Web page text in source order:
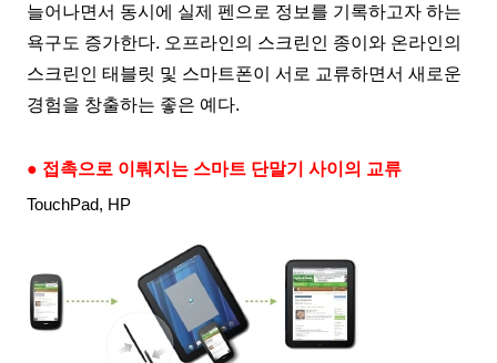
늘어나면서 동시에 실제 펜으로 정보를 기록하고자 하는
욕구도 증가한다. 오프라인의 스크린인 종이와 온라인의
스크린인 태블릿 및 스마트폰이 서로 교류하면서 새로운
경험을 창출하는 좋은 예다.
● 접촉으로 이뤄지는 스마트 단말기 사이의 교류
TouchPad, HP